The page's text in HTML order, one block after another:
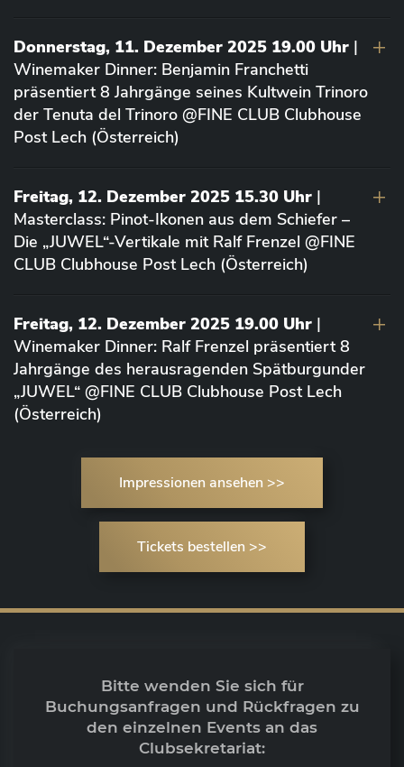
Donnerstag, 11. Dezember 2025 19.00 Uhr |
Winemaker Dinner: Benjamin Franchetti
präsentiert 8 Jahrgänge seines Kultwein Trinoro
der Tenuta del Trinoro @FINE CLUB Clubhouse
Post Lech (Österreich)
Freitag, 12. Dezember 2025 15.30 Uhr |
Masterclass: Pinot-Ikonen aus dem Schiefer –
Die „JUWEL“-Vertikale mit Ralf Frenzel @FINE
CLUB Clubhouse Post Lech (Österreich)
Freitag, 12. Dezember 2025 19.00 Uhr |
Winemaker Dinner: Ralf Frenzel präsentiert 8
Jahrgänge des herausragenden Spätburgunder
„JUWEL“ @FINE CLUB Clubhouse Post Lech
(Österreich)
Impressionen ansehen >>
Tickets bestellen >>
Bitte wenden Sie sich für
Buchungsanfragen und Rückfragen zu
den einzelnen Events an das
Clubsekretariat: